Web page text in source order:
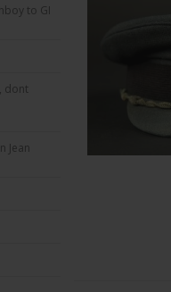
to GI
dont
Jean